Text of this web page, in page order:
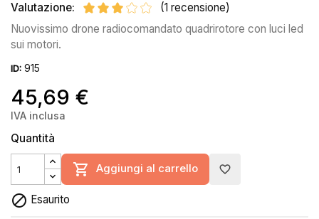
Valutazione:
(1 recensione)
Nuovissimo drone radiocomandato quadrirotore con luci led
sui motori.
ID: 915
45,69 €
IVA inclusa
Quantità
 Aggiungi al carrello favorite_border
 Esaurito